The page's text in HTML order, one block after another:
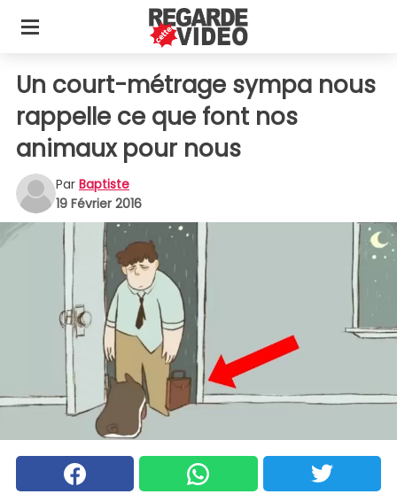
Un court-métrage sympa nous
rappelle ce que font nos
animaux pour nous
Par Baptiste
19 Février 2016